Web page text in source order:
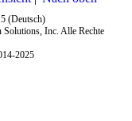
(Deutsch)
Inc. Alle Rechte
2025